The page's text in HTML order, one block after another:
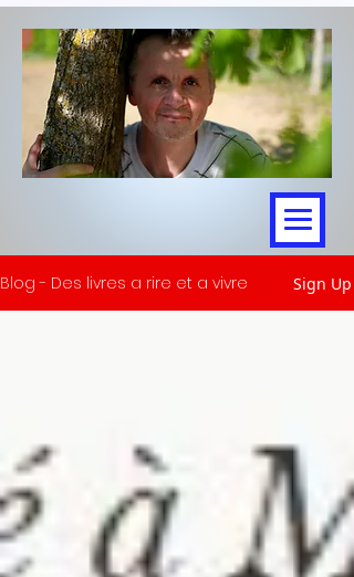
Blog - Des livres a rire et a vivre Sign Up